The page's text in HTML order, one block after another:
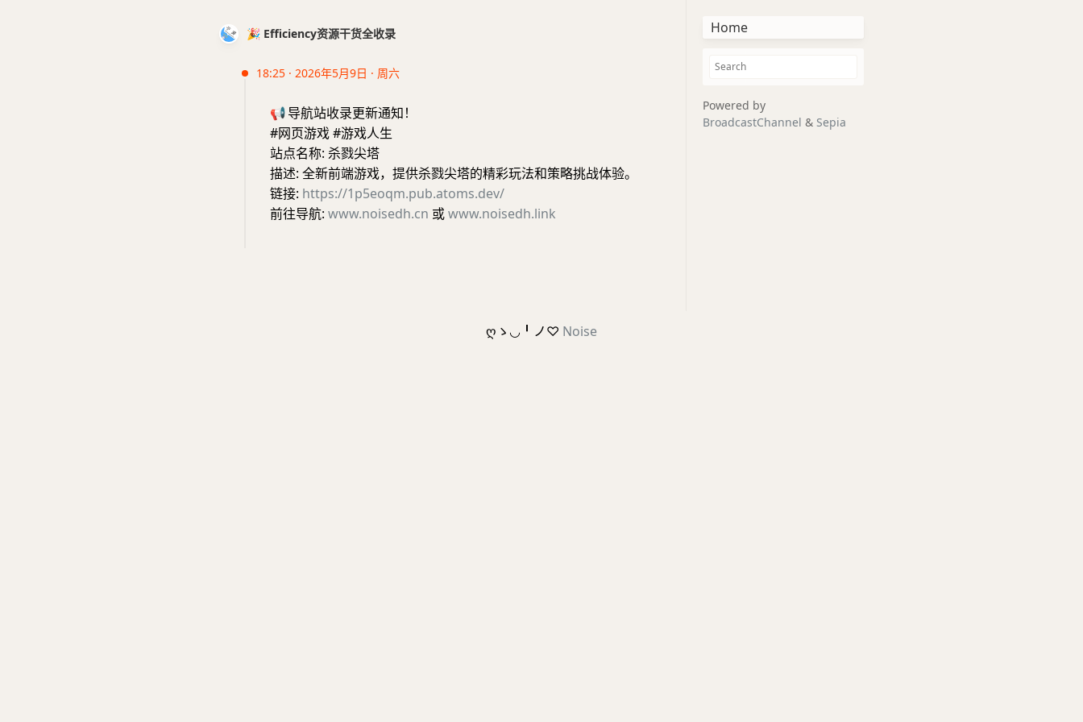
🎉 Efficiency资源干货全收录
18:25 · 2026年5月9日 · 周六
📢导航站收录更新通知！
#网页游戏 #游戏人生
站点名称: 杀戮尖塔
描述: 全新前端游戏，提供杀戮尖塔的精彩玩法和策略挑战体验。
链接: https://1p5eoqm.pub.atoms.dev/
前往导航: www.noisedh.cn 或www.noisedh.link
Home
Powered by
BroadcastChannel & Sepia
ღゝ◡╹ノ♡ Noise